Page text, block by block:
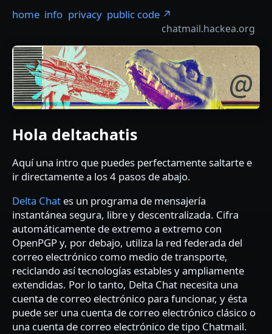
home info privacy public code ↗
chatmail.hackea.org
Hola deltachatis
Aquí una intro que puedes perfectamente saltarte e
ir directamente a los 4 pasos de abajo.
Delta Chat es un programa de mensajería
instantánea segura, libre y descentralizada. Cifra
automáticamente de extremo a extremo con
OpenPGP y, por debajo, utiliza la red federada del
correo electrónico como medio de transporte,
reciclando así tecnologías estables y ampliamente
extendidas. Por lo tanto, Delta Chat necesita una
cuenta de correo electrónico para funcionar, y ésta
puede ser una cuenta de correo electrónico clásico o
una cuenta de correo electrónico de tipo Chatmail.